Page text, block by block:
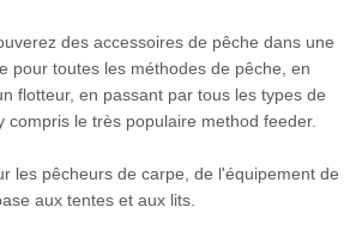
des accessoires de pêche dans une
pour toutes les méthodes de pêche, en
flotteur, en passant par tous les types de
compris le très populaire method feeder.
les pêcheurs de carpe, de l'équipement de
aux tentes et aux lits.